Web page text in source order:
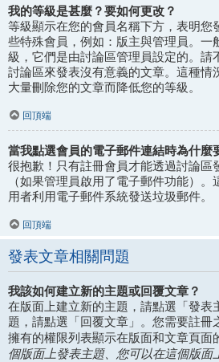
我的等級是甚麼？要如何更改？
等級顯示在您的會員名稱下方，表明您
些特殊會員，例如：版主與管理員。一
級，它們是由討論區管理員設定的。請
討論區來發表沒有意義的文章。這種情
大量刪除您的文章而降低您的等級。
回頂端
當我點選會員的電子郵件連結時為什麼
很抱歉！只有註冊會員才能透過討論區
（如果管理員啟用了電子郵件功能）
用者利用電子郵件系統發送垃圾郵件。
回頂端
發表文章相關問題
我該如何建立新的主題或回覆文章？
在版面上建立新的主題，請點選「發表
題，請點選「回覆文章」。您需要註冊
擁有的權限列表顯示在版面和文章頁面
個版面上發表主題、您可以在這個版面